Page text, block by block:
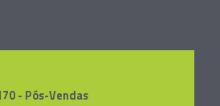
- Pós-Vendas